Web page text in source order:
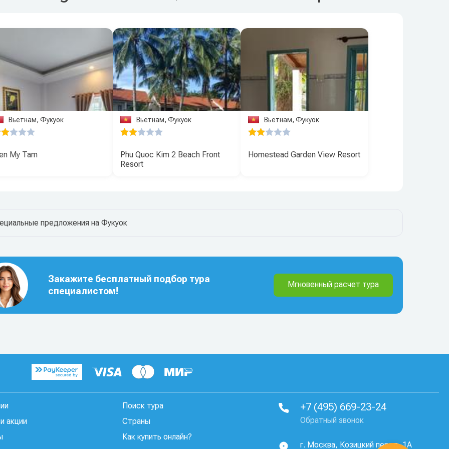
Вьетнам, Фукуок
My Tam
Вьетнам, Фукуок
Phu Quoc Kim 2 Beach Front
Resort
Вьетнам, Фукуок
Homestead Garden View Resort
предложения на Фукуок
Закажите бесплатный подбор тура
специалистом!
Мгновенный расчет тура
акции
Поиск тура
Страны
Как купить онлайн?
+7 (495) 669-23-24
Обратный звонок
г. Москва, Козицкий пер, д. 1А